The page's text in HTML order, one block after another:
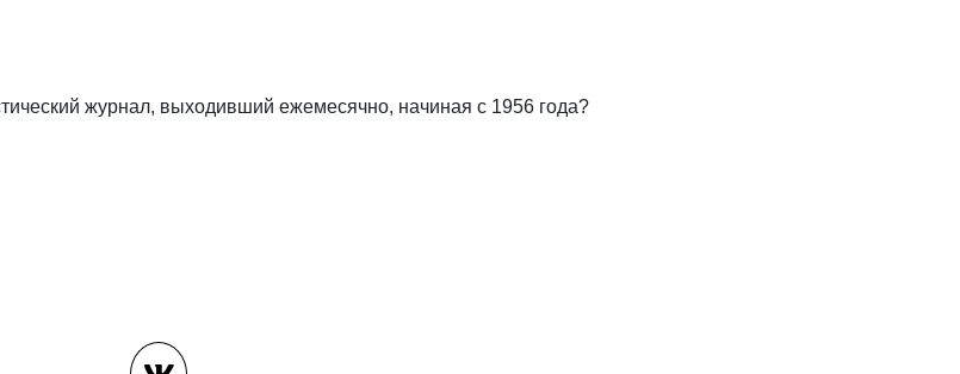
журнал, выходивший ежемесячно, начиная с 1956 года?